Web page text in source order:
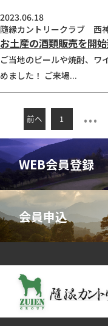
2023.06.18
隨縁カントリークラブ 西
お土産の酒類販売を開始
ご当地のビールや焼酎、ワ
めました！ ご来場...
前へ 1